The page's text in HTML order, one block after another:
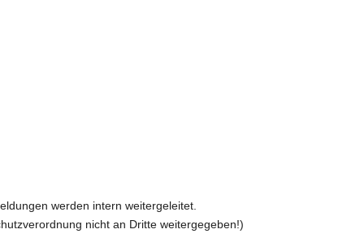
werden intern weitergeleitet.
nicht an Dritte weitergegeben!)